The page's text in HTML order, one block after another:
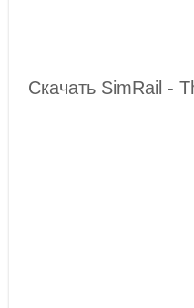
Скачать SimRail -